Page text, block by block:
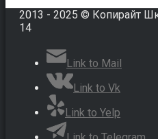
2013 - 2025 © Копирайт
14
Link to Mail
Link to Vk
Link to Yelp